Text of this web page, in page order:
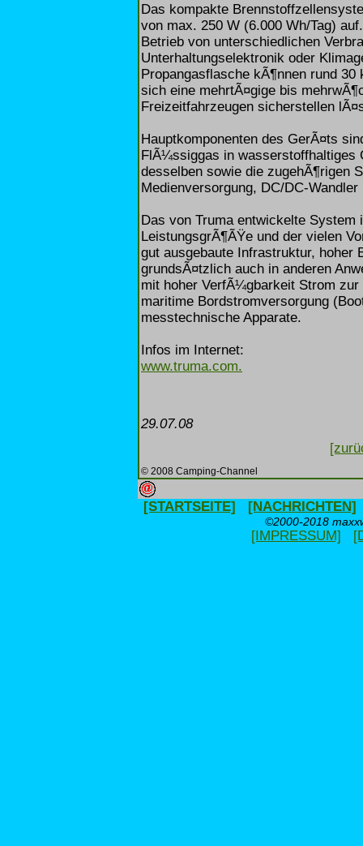
Das kompakte
von max. 250 W (6.000 Wh/Tag)
Betrieb von unterschiedlichen
Unterhaltungselektronik oder
Propangasflasche kÃ¶nnen rund
sich eine mehrtÃ¤gige bis
Freizeitfahrzeugen sicherstellen
Hauptkomponenten des GerÃ¤ts
FlÃ¼ssiggas in wasserstoffhaltiges
desselben sowie die zugehÃ¶rigen
Medienversorgung, DC/DC-Wandler
Das von Truma entwickelte
LeistungsgrÃ¶ÃŸe und der vielen
gut ausgebaute Infrastruktur, hoher
grundsÃ¤tzlich auch in anderen
mit hoher VerfÃ¼gbarkeit Strom
maritime Bordstromversorgung
messtechnische Apparate.
Infos im Internet:
www.truma.com.
29.07.08
© 2008 Camping-Channel
[STARTSEITE] [NACHRICHTEN]
©2000-2018
[IMPRESSUM]